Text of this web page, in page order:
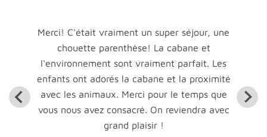
que
qui
Merci! C'était vraiment un super séjour, une
chouette parenthèse! La cabane et
l'environnement sont vraiment parfait. Les
enfants ont adorés la cabane et la proximité
avec les animaux. Merci pour le temps que
vous nous avez consacré. On reviendra avec
grand plaisir !